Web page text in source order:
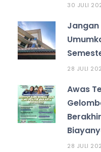
30 JULI
Jangan
28 JULI
Awas
28 JULI